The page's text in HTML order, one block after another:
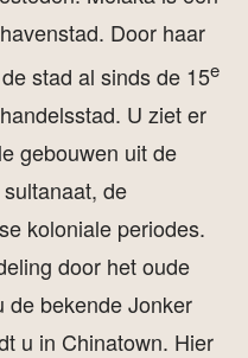
Door haar
stad al sinds de 15e
U ziet er
gebouwen uit de
de
koloniale periodes.
door het oude
de bekende Jonker
u in Chinatown. Hier